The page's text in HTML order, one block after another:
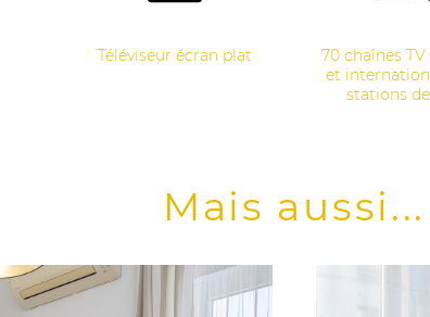
Téléviseur écran plat
70 chaînes
et
stations
Mais aussi...